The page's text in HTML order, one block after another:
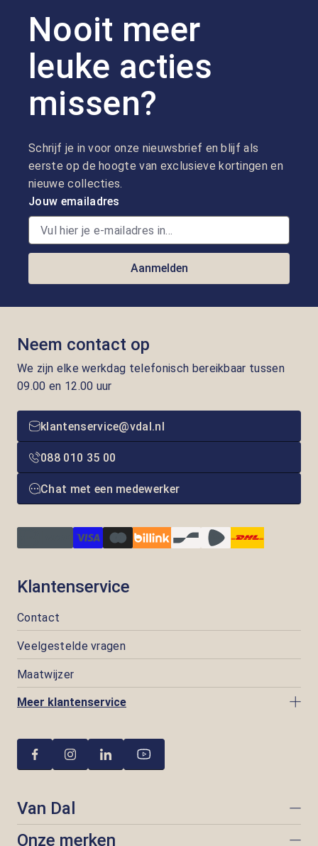
Nooit meer
leuke acties
missen?
Schrijf je in voor onze nieuwsbrief en blijf als
eerste op de hoogte van exclusieve kortingen en
nieuwe collecties.
Jouw emailadres
Aanmelden
Neem contact op
We zijn elke werkdag telefonisch bereikbaar tussen
09.00 en 12.00 uur
klantenservice@vdal.nl
088 010 35 00
Chat met een medewerker
Klantenservice
Contact
Veelgestelde vragen
Maatwijzer
Meer klantenservice
Van Dal
Onze merken